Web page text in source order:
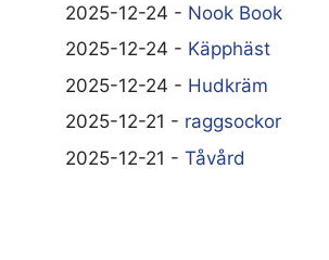
2025-12-24 - Nook Book
2025-12-24 - Käpphäst
2025-12-24 - Hudkräm
2025-12-21 - raggsockor
2025-12-21 - Tåvård